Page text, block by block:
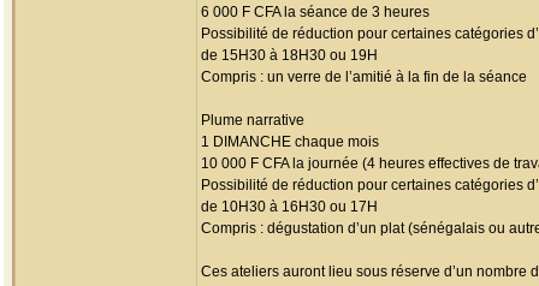
6 000 F CFA la séance de 3 heures
Possibilité de réduction pour certaines catégories
de 15H30 à 18H30 ou 19H
Compris : un verre de l’amitié à la fin de la séance
Plume narrative
1 DIMANCHE chaque mois
10 000 F CFA la journée (4 heures effectives de
Possibilité de réduction pour certaines catégories
de 10H30 à 16H30 ou 17H
Compris : dégustation d’un plat (sénégalais ou
Ces ateliers auront lieu sous réserve d’un nombre